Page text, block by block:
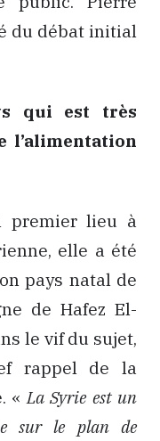
du débat initial
qui est très
l’alimentation
premier lieu à
elle a été
pays natal de
de Hafez El-
le vif du sujet,
rappel de la
« La Syrie est un
sur le plan de